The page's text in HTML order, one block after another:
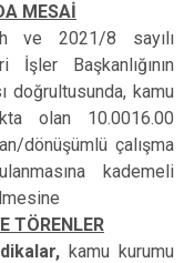
MESAİ
ve 2021/8 sayılı
İşler Başkanlığının
doğrultusunda, kamu
olan 10.00­16.00
dönüşümlü çalışma
kademeli
TÖRENLER
kamu kurumu